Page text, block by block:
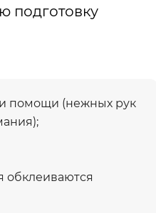
подготовку
помощи (нежных рук
обклеиваются